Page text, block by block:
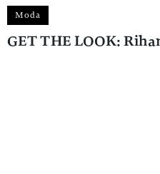
Moda
GET THE LOOK: